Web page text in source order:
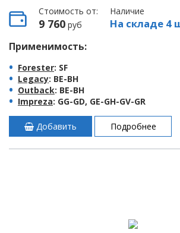
Стоимость от:
9 760 руб
Наличие
На складе 4
Применимость:
Forester: SF
Legacy: BE-BH
Outback: BE-BH
Impreza: GG-GD, GE-GH-GV-GR
Добавить Подробнее